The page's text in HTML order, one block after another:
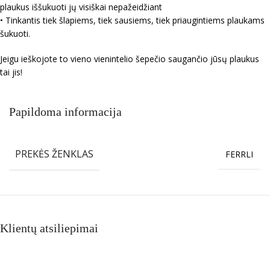
plaukus iššukuoti jų visiškai nepažeidžiant
• Tinkantis tiek šlapiems, tiek sausiems, tiek priaugintiems plaukams
šukuoti.
Jeigu ieškojote to vieno vienintelio šepečio saugančio jūsų plaukus
tai jis!
Papildoma informacija
PREKĖS ŽENKLAS FERRLI
Klientų atsiliepimai